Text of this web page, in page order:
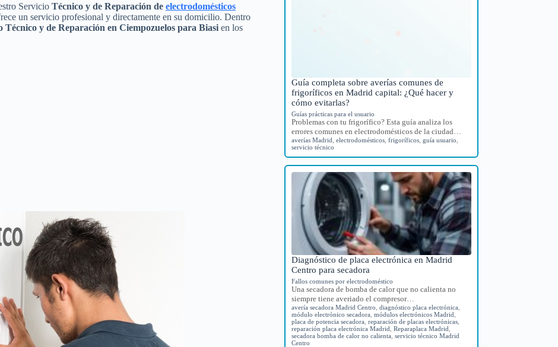
Servicio Técnico y de Reparación de electrodomésticos
un servicio profesional y directamente en su domicilio. Dentro
Técnico y de Reparación en Ciempozuelos para Biasi en los
Guía completa sobre averías comunes de
frigoríficos en Madrid capital: ¿Qué hacer y
cómo evitarlas?
Guías prácticas para el usuario
Problemas con tu frigorífico? Esta guía analiza los
errores comunes en electrodomésticos de la ciudad…
averías Madrid ,electrodomésticos ,frigoríficos ,guía usuario
servicio técnico
Diagnóstico de placa electrónica en Madrid
Centro para secadora
Fallos comunes por electrodoméstico
Una secadora de bomba de calor que no calienta no
siempre tiene averiado el compresor…
avería secadora Madrid Centro ,diagnóstico placa electrónica
módulo electrónico secadora ,módulos electrónicos Madrid
placa de potencia secadora ,reparación de placas electrónicas
reparación placa electrónica Madrid ,Reparaplaca Madrid
secadora bomba de calor no calienta ,servicio técnico Madrid
Centro